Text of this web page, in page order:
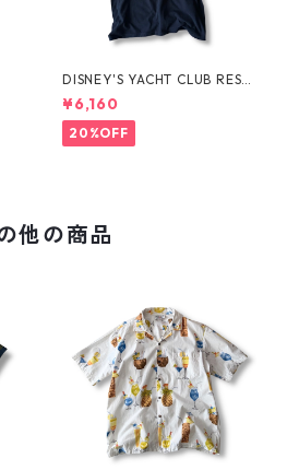
DISNEY'S YACHT CLUB RESO
RT Tee
¥6,160
20%OFF
他の商品